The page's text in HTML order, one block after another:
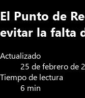
El Punto de
evitar la falta
Actualizado
25 de febrero de
Tiempo de lectura
6 min